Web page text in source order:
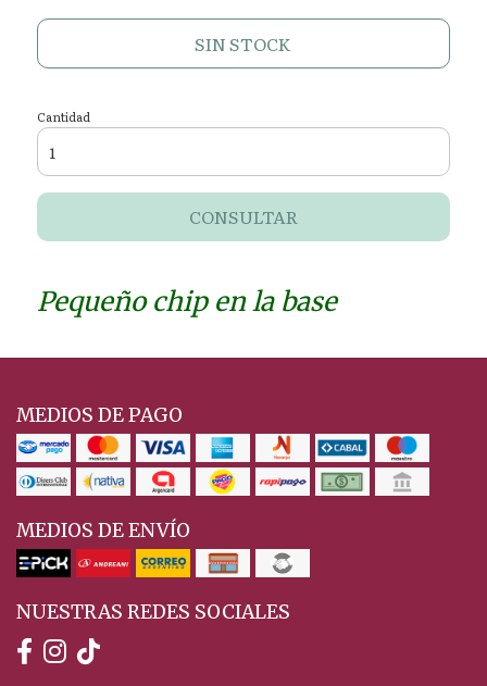
SIN STOCK
Cantidad
CONSULTAR
Pequeño chip en la base
MEDIOS DE PAGO
MEDIOS DE ENVÍO
NUESTRAS REDES SOCIALES